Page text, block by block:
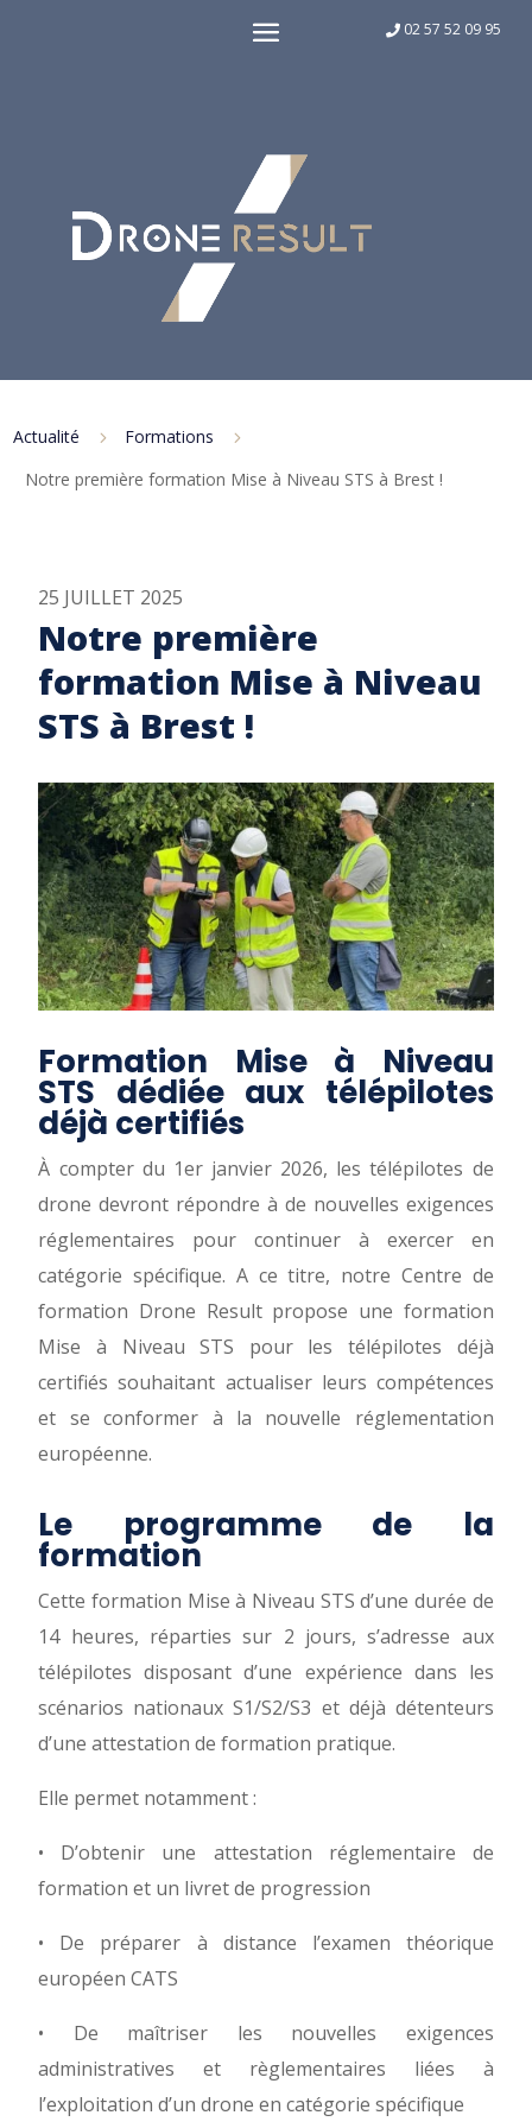
02 57 52 09 95
Actualité 5 Formations 5
Notre première formation Mise à Niveau STS à Brest !
25 JUILLET 2025
Notre première
formation Mise à Niveau
STS à Brest !
Formation Mise à Niveau
STS dédiée aux télépilotes
déjà certifiés
À compter du 1er janvier 2026, les télépilotes de
drone devront répondre à de nouvelles exigences
réglementaires pour continuer à exercer en
catégorie spécifique. A ce titre, notre Centre de
formation Drone Result propose une formation
Mise à Niveau STS pour les télépilotes déjà
certifiés souhaitant actualiser leurs compétences
et se conformer à la nouvelle réglementation
européenne.
Le programme de la
formation
Cette formation Mise à Niveau STS d’une durée de
14 heures, réparties sur 2 jours, s’adresse aux
télépilotes disposant d’une expérience dans les
scénarios nationaux S1/S2/S3 et déjà détenteurs
d’une attestation de formation pratique.
Elle permet notamment :
• D’obtenir une attestation réglementaire de
formation et un livret de progression
• De préparer à distance l’examen théorique
européen CATS
• De maîtriser les nouvelles exigences
administratives et règlementaires liées à
l’exploitation d’un drone en catégorie spécifique